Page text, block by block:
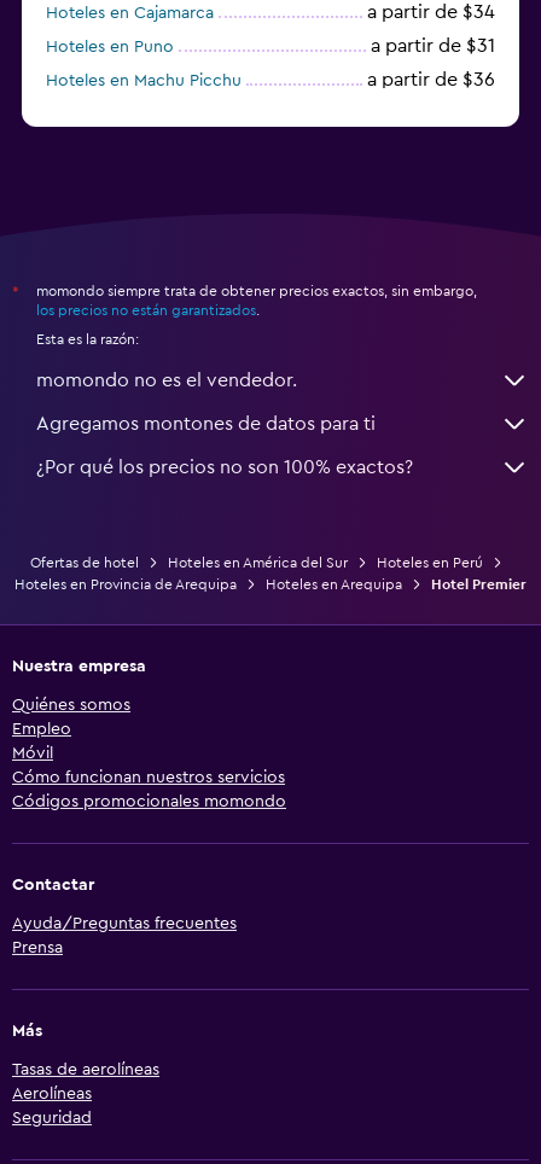
Hoteles en Cajamarca a partir de $34
Hoteles en Puno a partir de $31
Hoteles en Machu Picchu a partir de $36
*
momondo siempre trata de obtener precios exactos, sin embargo,
los precios no están garantizados
Esta es la razón:
momondo no es el vendedor.
Agregamos montones de datos para ti
¿Por qué los precios no son 100% exactos?
Ofertas de hotel Hoteles en América del Sur
Hoteles en Perú
Hoteles en Provincia de Arequipa
Hoteles en Arequipa Hotel Premier
Nuestra empresa
Quiénes somos
Empleo
Móvil
Cómo funcionan nuestros servicios
Códigos promocionales momondo
Contactar
Ayuda/Preguntas frecuentes
Prensa
Más
Tasas de aerolíneas
Aerolíneas
Seguridad